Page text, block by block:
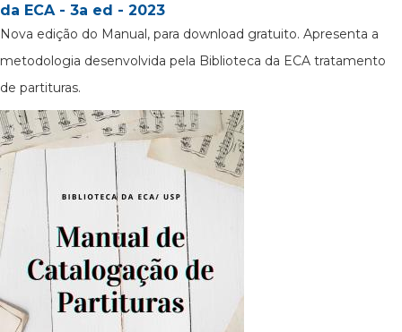
da ECA - 3a ed - 2023
Nova edição do Manual, para download gratuito. Apresenta a
metodologia desenvolvida pela Biblioteca da ECA tratamento
de partituras.